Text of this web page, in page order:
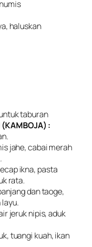
haluskan
taburan
:
jahe, cabai merah
ikna, pasta
rata.
dan taoge,
jeruk nipis, aduk
tuangi kuah, ikan